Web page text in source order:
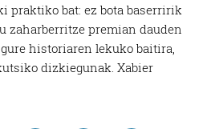
praktiko bat: ez bota baserririk
zaharberritze premian dauden
historiaren lekuko baitira,
dizkiegunak. Xabier